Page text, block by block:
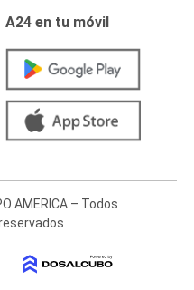
A24 en tu móvil
AMERICA – Todos